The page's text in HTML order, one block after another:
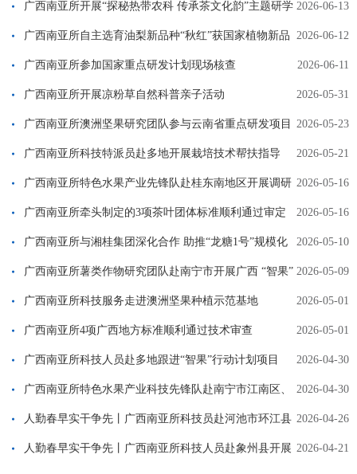
培训 2026-06-13
广西南亚所开展“探秘热带农科 传承茶文化韵”主题研学
活动 2026-06-12
广西南亚所自主选育油梨新品种“秋红”获国家植物新品
种权授权 2026-06-11
广西南亚所参加国家重点研发计划现场核查
2026-05-31
广西南亚所开展凉粉草自然科普亲子活动
2026-05-23
广西南亚所澳洲坚果研究团队参与云南省重点研发项目
启动会 2026-05-21
广西南亚所科技特派员赴多地开展栽培技术帮扶指导
2026-05-16
广西南亚所特色水果产业先锋队赴桂东南地区开展调研
与技术服务 2026-05-16
广西南亚所牵头制定的3项茶叶团体标准顺利通过审定
2026-05-10
广西南亚所与湘桂集团深化合作 助推“龙糖1号”规模化
推广 2026-05-09
广西南亚所薯类作物研究团队赴南宁市开展广西 “智果”
行动计划项目启动会 2026-05-01
广西南亚所科技服务走进澳洲坚果种植示范基地
2026-05-01
广西南亚所4项广西地方标准顺利通过技术审查
2026-04-30
广西南亚所科技人员赴多地跟进“智果”行动计划项目
2026-04-30
广西南亚所特色水果产业科技先锋队赴南宁市江南区、
马山县考察橄榄产业 2026-04-26
人勤春早实干争先丨广西南亚所科技员赴河池市环江县
跟进国家重点研发计划项目实施 2026-04-21
人勤春早实干争先丨广西南亚所科技人员赴象州县开展